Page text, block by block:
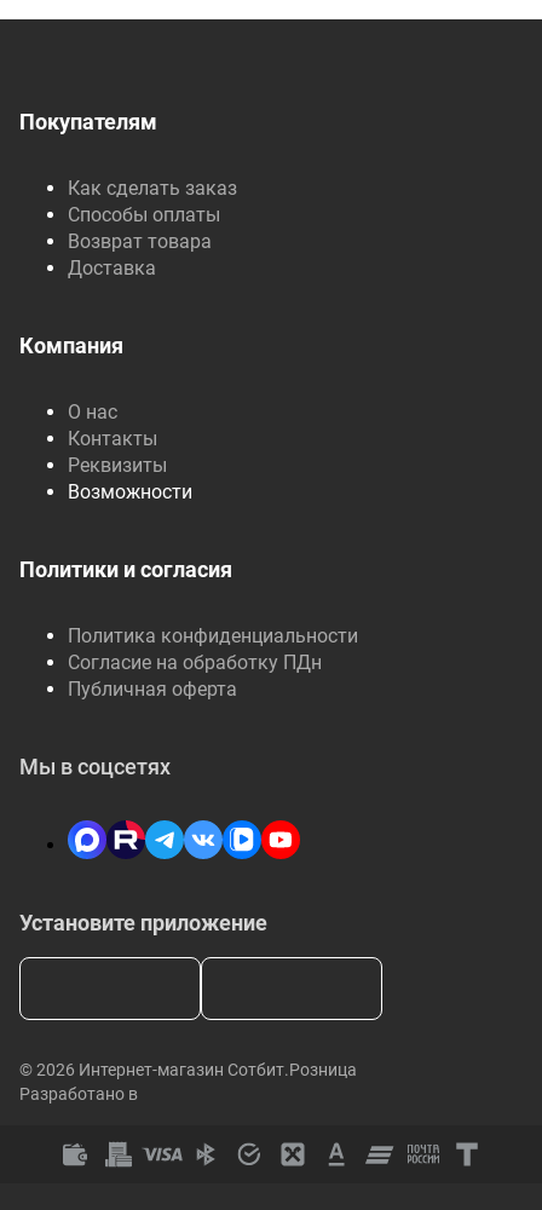
Покупателям
Как сделать заказ
Способы оплаты
Возврат товара
Доставка
Компания
О нас
Контакты
Реквизиты
Возможности
Политики и согласия
Политика конфиденциальности
Согласие на обработку ПДн
Публичная оферта
Установите приложение
Мы в соцсетях
© 2026 Интернет-магазин Сотбит.Розница
Разработано в